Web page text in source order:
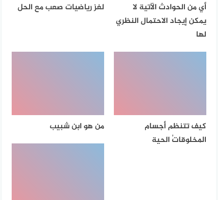
أي من الحوادث الآتية لا
يمكن إيجاد الاحتمال النظري
لها
لغز رياضيات صعب مع الحل
كيف تتنظم أجسام
المخلوقاتُ الحية
من هو ابن شبيب